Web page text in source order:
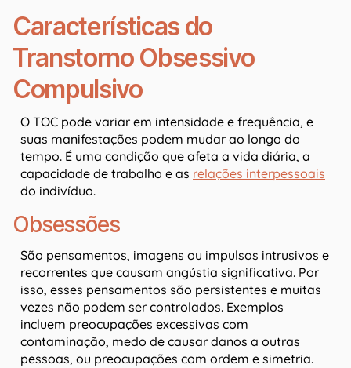
Características do
Transtorno Obsessivo
Compulsivo
O TOC pode variar em intensidade e frequência, e
suas manifestações podem mudar ao longo do
tempo. É uma condição que afeta a vida diária, a
capacidade de trabalho e as relações interpessoais
do indivíduo.
Obsessões
São pensamentos, imagens ou impulsos intrusivos e
recorrentes que causam angústia significativa. Por
isso, esses pensamentos são persistentes e muitas
vezes não podem ser controlados. Exemplos
incluem preocupações excessivas com
contaminação, medo de causar danos a outras
pessoas, ou preocupações com ordem e simetria.